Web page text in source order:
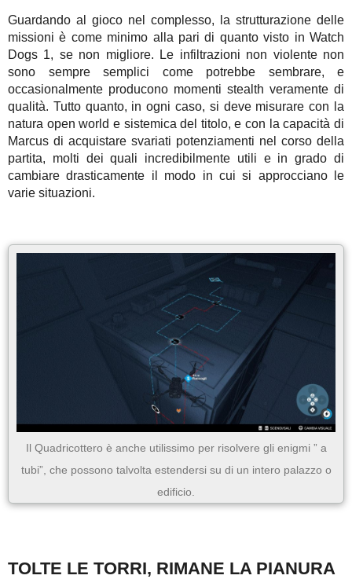
Guardando al gioco nel complesso, la strutturazione delle
missioni è come minimo alla pari di quanto visto in Watch
Dogs 1, se non migliore. Le infiltrazioni non violente non
sono sempre semplici come potrebbe sembrare, e
occasionalmente producono momenti stealth veramente di
qualità. Tutto quanto, in ogni caso, si deve misurare con la
natura open world e sistemica del titolo, e con la capacità di
Marcus di acquistare svariati potenziamenti nel corso della
partita, molti dei quali incredibilmente utili e in grado di
cambiare drasticamente il modo in cui si approcciano le
varie situazioni.
Il Quadricottero è anche utilissimo per risolvere gli enigmi ” a
tubi”, che possono talvolta estendersi su di un intero palazzo o
edificio.
TOLTE LE TORRI, RIMANE LA PIANURA